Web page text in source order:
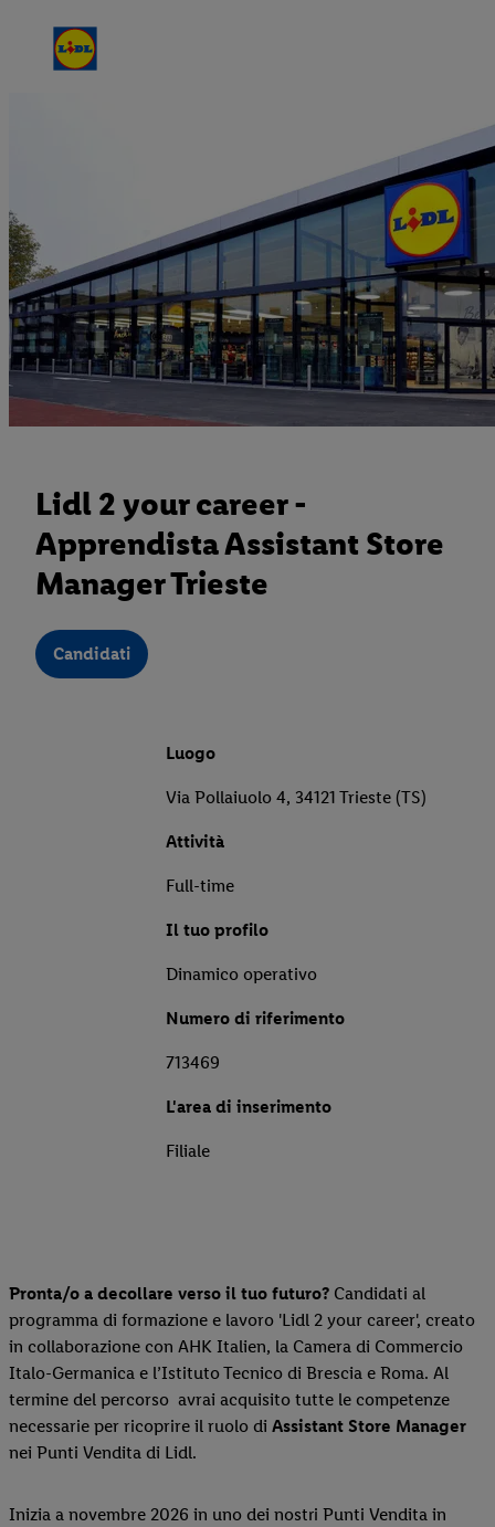
Lidl 2 your career -
Apprendista Assistant Store
Manager Trieste
Candidati
Luogo
Via Pollaiuolo 4, 34121 Trieste (TS)
Attività
Full-time
Il tuo profilo
Dinamico operativo
Numero di riferimento
713469
L'area di inserimento
Filiale
Pronta/o a decollare verso il tuo futuro? Candidati al
programma di formazione e lavoro 'Lidl 2 your career', creato
in collaborazione con AHK Italien, la Camera di Commercio
Italo-Germanica e l’Istituto Tecnico di Brescia e Roma. Al
termine del percorso avrai acquisito tutte le competenze
necessarie per ricoprire il ruolo di Assistant Store Manager
nei Punti Vendita di Lidl.
Inizia a novembre 2026 in uno dei nostri Punti Vendita in